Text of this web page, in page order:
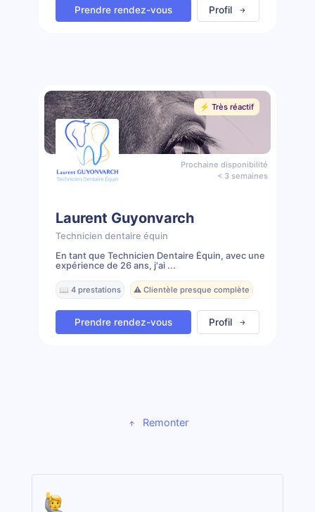
Prendre rendez-vous Profil
⚡️ Très réactif
Prochaine disponibilité
< 3 semaines
Laurent Guyonvarch
Technicien dentaire équin
En tant que Technicien Dentaire Équin, avec une
expérience de 26 ans, j'ai ...
📖 4 prestations ⚠️ Clientèle presque complète
Prendre rendez-vous Profil
Remonter